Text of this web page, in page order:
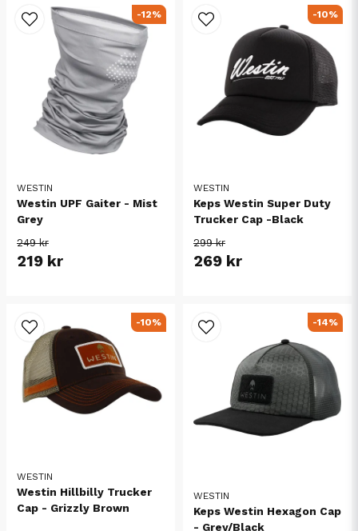
WESTIN
Westin UPF Gaiter - Mist
Grey
249 kr
219 kr
-12%
WESTIN
Keps Westin Super Duty
Trucker Cap -Black
299 kr
269 kr
-10%
WESTIN
Westin Hillbilly Trucker
Cap - Grizzly Brown
-10%
WESTIN
Keps Westin Hexagon Cap
- Grey/Black
-14%